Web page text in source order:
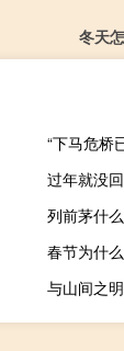
冬天
“下马危桥
过年就没
列前茅什
春节为什
与山间之